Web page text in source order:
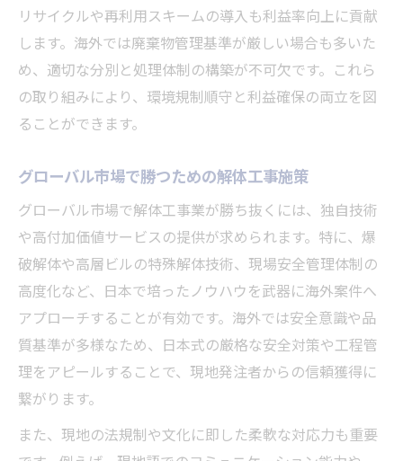
リサイクルや再利用スキームの導入も利益率向上に貢献
します。海外では廃棄物管理基準が厳しい場合も多いた
め、適切な分別と処理体制の構築が不可欠です。これら
の取り組みにより、環境規制順守と利益確保の両立を図
ることができます。
グローバル市場で勝つための解体工事施策
グローバル市場で解体工事業が勝ち抜くには、独自技術
や高付加価値サービスの提供が求められます。特に、爆
破解体や高層ビルの特殊解体技術、現場安全管理体制の
高度化など、日本で培ったノウハウを武器に海外案件へ
アプローチすることが有効です。海外では安全意識や品
質基準が多様なため、日本式の厳格な安全対策や工程管
理をアピールすることで、現地発注者からの信頼獲得に
繋がります。
また、現地の法規制や文化に即した柔軟な対応力も重要